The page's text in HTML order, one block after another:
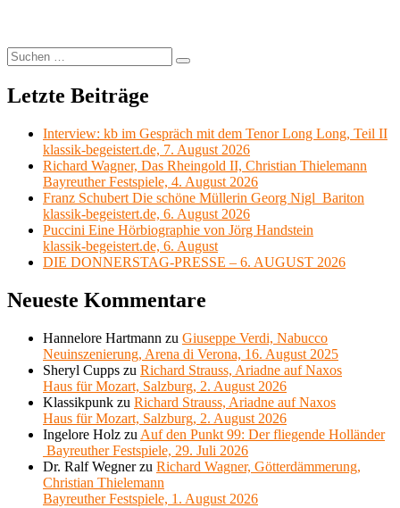
Suchen
nach:
Suchen
Letzte Beiträge
Interview: kb im Gespräch mit dem Tenor Long Long, Teil II
klassik-begeistert.de, 7. August 2026
Richard Wagner, Das Rheingold II, Christian Thielemann
Bayreuther Festspiele, 4. August 2026
Franz Schubert Die schöne Müllerin Georg Nigl Bariton
klassik-begeistert.de, 6. August 2026
Puccini Eine Hörbiographie von Jörg Handstein
klassik-begeistert.de, 6. August
DIE DONNERSTAG-PRESSE – 6. AUGUST 2026
Neueste Kommentare
Hannelore Hartmann zu Giuseppe Verdi, Nabucco
Neuinszenierung, Arena di Verona, 16. August 2025
Sheryl Cupps zu Richard Strauss, Ariadne auf Naxos
Haus für Mozart, Salzburg, 2. August 2026
Klassikpunk zu Richard Strauss, Ariadne auf Naxos
Haus für Mozart, Salzburg, 2. August 2026
Ingelore Holz zu Auf den Punkt 99: Der fliegende Holländer
Bayreuther Festspiele, 29. Juli 2026
Dr. Ralf Wegnerzu Richard Wagner, Götterdämmerung,
Christian Thielemann
Bayreuther Festspiele, 1. August 2026